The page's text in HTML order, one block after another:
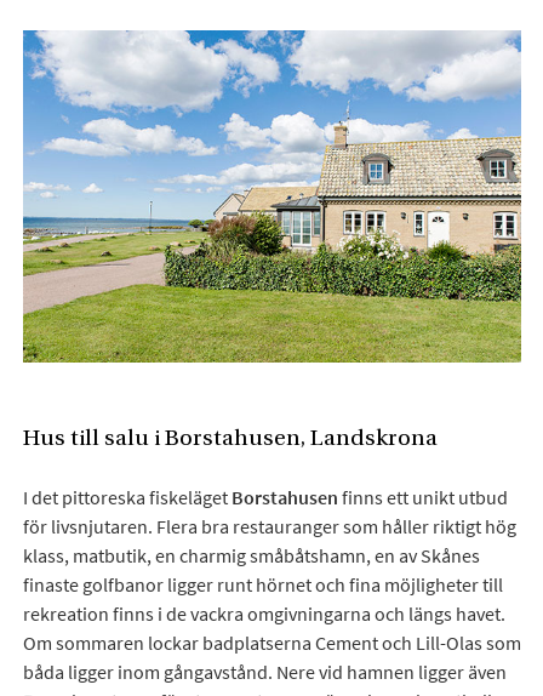
Hus till salu i Borstahusen, Landskrona
I det pittoreska fiskeläget Borstahusen finns ett unikt utbud
för livsnjutaren. Flera bra restauranger som håller riktigt hög
klass, matbutik, en charmig småbåtshamn, en av Skånes
finaste golfbanor ligger runt hörnet och fina möjligheter till
rekreation finns i de vackra omgivningarna och längs havet.
Om sommaren lockar badplatserna Cement och Lill-Olas som
båda ligger inom gångavstånd. Nere vid hamnen ligger även